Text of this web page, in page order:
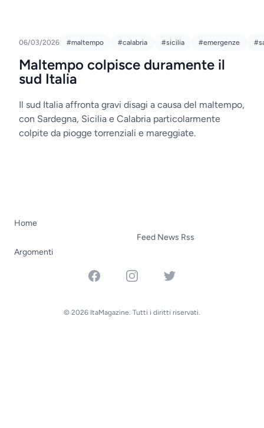
06/03/2026 #maltempo #calabria #sicilia #emergenze
Maltempo colpisce duramente il
sud Italia
Il sud Italia affronta gravi disagi a causa del maltempo,
con Sardegna, Sicilia e Calabria particolarmente
colpite da piogge torrenziali e mareggiate.
Home
Argomenti
Feed News Rss
FacebookInstagramTwitter
© 2026 ItaMagazine. Tutti i diritti riservati.